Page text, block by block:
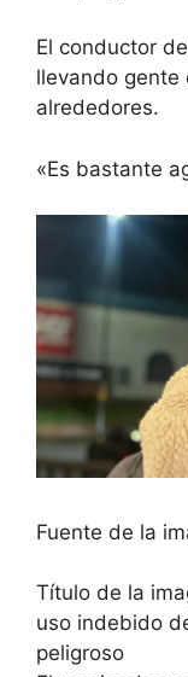
El conductor
llevando gente
alrededores.
«Es bastante
Fuente de la
Título de la
uso indebido
peligroso